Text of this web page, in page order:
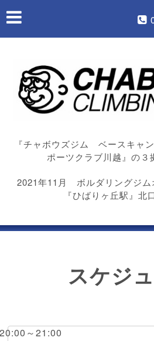
『チャボウズジム ベースキャ
ポーツクラブ川越』の３
2021年11月 ボルダリングジ
『ひばりヶ丘駅』
スケジ
～21:00